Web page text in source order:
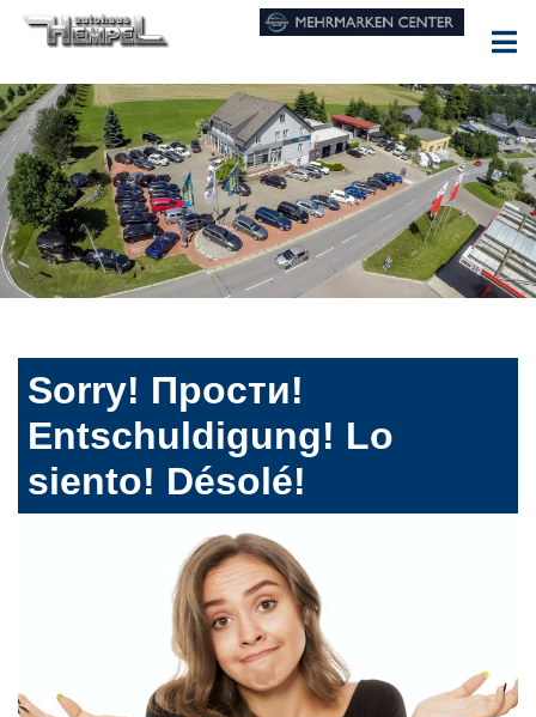
Sorry! Прости!
Entschuldigung! Lo
siento! Désolé!